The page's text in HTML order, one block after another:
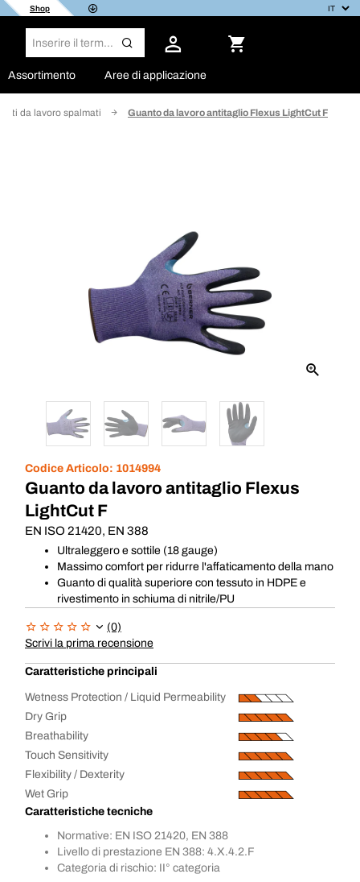
Shop
Assortimento Aree di applicazione
da lavoro spalmati Guanto da lavoro antitaglio Flexus LightCut F
Codice Articolo: 1014994
Guanto da lavoro antitaglio Flexus
LightCut F
EN ISO 21420, EN 388
Ultraleggero e sottile (18 gauge)
Massimo comfort per ridurre l'affaticamento della mano
Guanto di qualità superiore con tessuto in HDPE e
rivestimento in schiuma di nitrile/PU
(0)
Scrivi la prima recensione
Caratteristiche principali
Wetness Protection / Liquid Permeability
Dry Grip
Breathability
Touch Sensitivity
Flexibility / Dexterity
Wet Grip
Caratteristiche tecniche
Normative: EN ISO 21420, EN 388
Livello di prestazione EN 388: 4.X.4.2.F
Categoria di rischio: II° categoria